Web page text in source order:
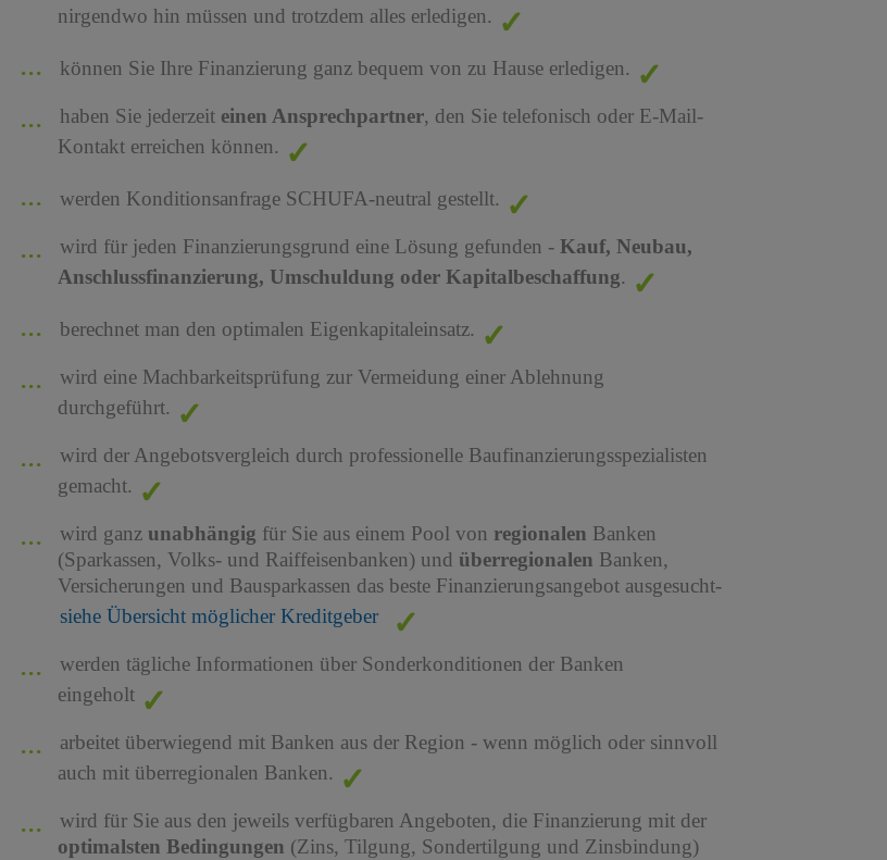
nirgendwo hin müssen und trotzdem alles erledigen.
können Sie Ihre Finanzierung ganz bequem von zu Hause erledigen.
haben Sie jederzeit einen Ansprechpartner, den Sie telefonisch oder E-Mail-
Kontakt erreichen können.
werden Konditionsanfrage SCHUFA-neutral gestellt.
wird für jeden Finanzierungsgrund eine Lösung gefunden - Kauf, Neubau,
Anschlussfinanzierung, Umschuldung oder Kapitalbeschaffung.
berechnet man den optimalen Eigenkapitaleinsatz.
wird eine Machbarkeitsprüfung zur Vermeidung einer Ablehnung
durchgeführt.
wird der Angebotsvergleich durch professionelle Baufinanzierungsspezialisten
gemacht.
wird ganz unabhängig für Sie aus einem Pool von regionalen Banken
(Sparkassen, Volks- und Raiffeisenbanken) und überregionalen Banken,
Versicherungen und Bausparkassen das beste Finanzierungsangebot ausgesucht-
siehe Übersicht möglicher Kreditgeber
werden tägliche Informationen über Sonderkonditionen der Banken
eingeholt
arbeitet überwiegend mit Banken aus der Region - wenn möglich oder sinnvoll
auch mit überregionalen Banken.
wird für Sie aus den jeweils verfügbaren Angeboten, die Finanzierung mit der
optimalsten Bedingungen (Zins, Tilgung, Sondertilgung und Zinsbindung)